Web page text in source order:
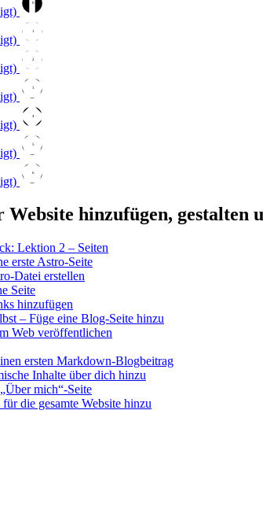
0
1
2
3
4
5
6
Website hinzufügen, gestalten
Lektion 2 – Seiten
erste Astro-Seite
Datei erstellen
Seite
hinzufügen
– Füge eine Blog-Seite hinzu
Web veröffentlichen
ersten Markdown-Blogbeitrag
Inhalte über dich hinzu
mich“-Seite
die gesamte Website hinzu